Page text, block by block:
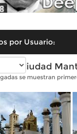
por Usuario:
de Ciudad
se muestran